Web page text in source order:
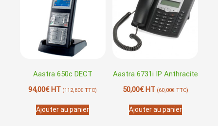
Aastra 650c DECT
94,00€HT (112,80€ TTC)
Ajouter au panier
Aastra 6731i IP Anthracite
50,00€HT (60,00€TTC)
Ajouter au panier